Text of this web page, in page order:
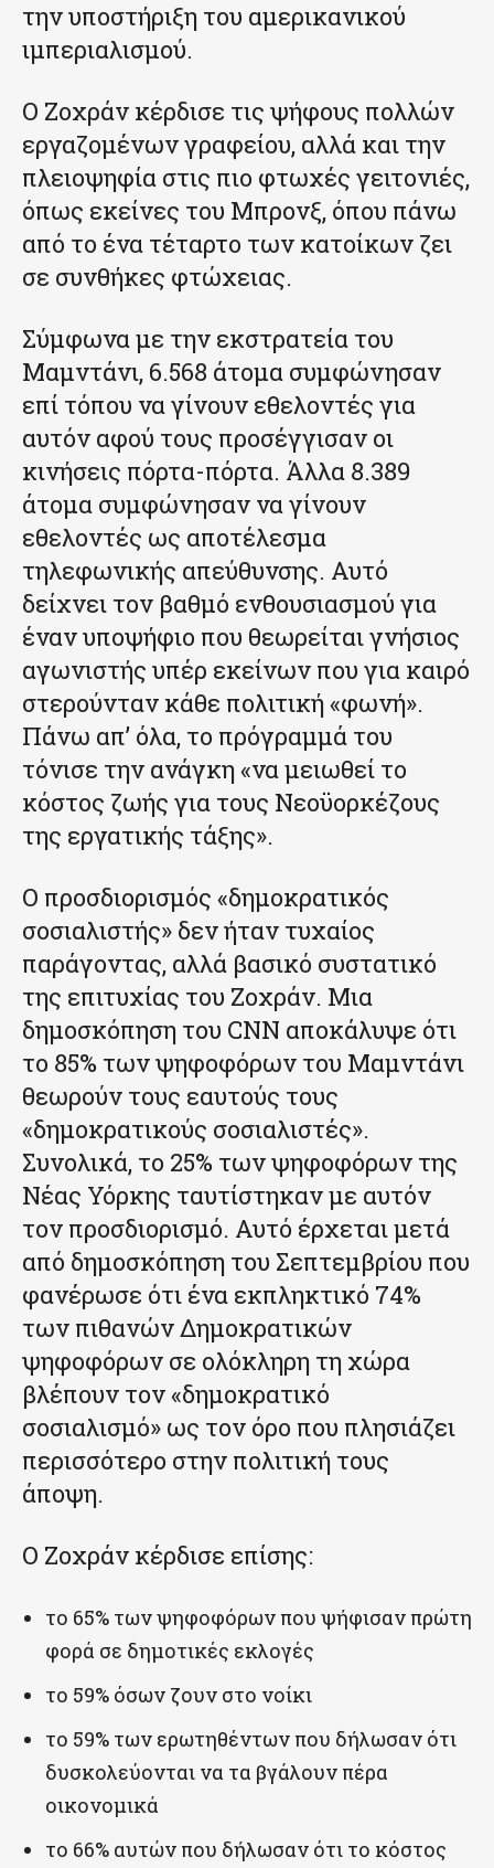
την υποστήριξη του αμερικανικού
ιμπεριαλισμού.
Ο Ζοχράν κέρδισε τις ψήφους πολλών
εργαζομένων γραφείου, αλλά και την
πλειοψηφία στις πιο φτωχές γειτονιές,
όπως εκείνες του Μπρονξ, όπου πάνω
από το ένα τέταρτο των κατοίκων ζει
σε συνθήκες φτώχειας.
Σύμφωνα με την εκστρατεία του
Μαμντάνι, 6.568 άτομα συμφώνησαν
επί τόπου να γίνουν εθελοντές για
αυτόν αφού τους προσέγγισαν οι
κινήσεις πόρτα-πόρτα. Άλλα 8.389
άτομα συμφώνησαν να γίνουν
εθελοντές ως αποτέλεσμα
τηλεφωνικής απεύθυνσης. Αυτό
δείχνει τον βαθμό ενθουσιασμού για
έναν υποψήφιο που θεωρείται γνήσιος
αγωνιστής υπέρ εκείνων που για καιρό
στερούνταν κάθε πολιτική «φωνή».
Πάνω απ’ όλα, το πρόγραμμά του
τόνισε την ανάγκη «να μειωθεί το
κόστος ζωής για τους Νεοϋορκέζους
της εργατικής τάξης».
Ο προσδιορισμός «δημοκρατικός
σοσιαλιστής» δεν ήταν τυχαίος
παράγοντας, αλλά βασικό συστατικό
της επιτυχίας του Ζοχράν. Μια
δημοσκόπηση του CNN αποκάλυψε ότι
το 85% των ψηφοφόρων του Μαμντάνι
θεωρούν τους εαυτούς τους
«δημοκρατικούς σοσιαλιστές».
Συνολικά, το 25% των ψηφοφόρων της
Νέας Υόρκης ταυτίστηκαν με αυτόν
τον προσδιορισμό. Αυτό έρχεται μετά
από δημοσκόπηση του Σεπτεμβρίου που
φανέρωσε ότι ένα εκπληκτικό 74%
των πιθανών Δημοκρατικών
ψηφοφόρων σε ολόκληρη τη χώρα
βλέπουν τον «δημοκρατικό
σοσιαλισμό» ως τον όρο που πλησιάζει
περισσότερο στην πολιτική τους
άποψη.
Ο Ζοχράν κέρδισε επίσης:
το 65% των ψηφοφόρων που ψήφισαν πρώτη
φορά σε δημοτικές εκλογές
το 59% όσων ζουν στο νοίκι
το 59% των ερωτηθέντων που δήλωσαν ότι
δυσκολεύονται να τα βγάλουν πέρα
οικονομικά
το 66% αυτών που δήλωσαν ότι το κόστος